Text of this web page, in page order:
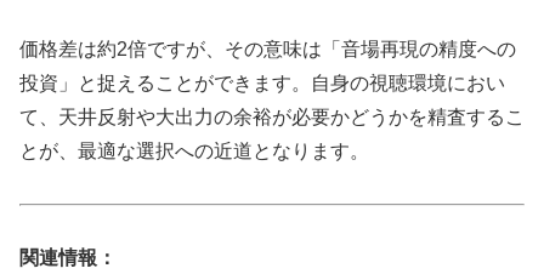
価格差は約2倍ですが、その意味は「音場再現の精度への
投資」と捉えることができます。自身の視聴環境におい
て、天井反射や大出力の余裕が必要かどうかを精査するこ
とが、最適な選択への近道となります。
関連情報：